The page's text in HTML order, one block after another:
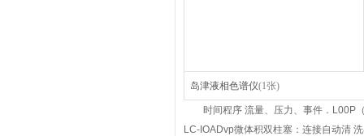
岛津液相色谱仪(1张)
时间程序 流量、压力、事件．L00P
LC-IOADvp微体积双柱塞：连接自动清